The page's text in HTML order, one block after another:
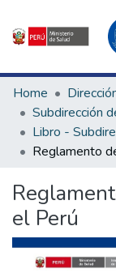
Communities &
All of DSpace
Statistics
Estadísticas
Enlaces de
Home
el Perú